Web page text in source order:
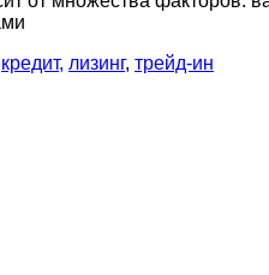
кредит, лизинг, трейд-ин